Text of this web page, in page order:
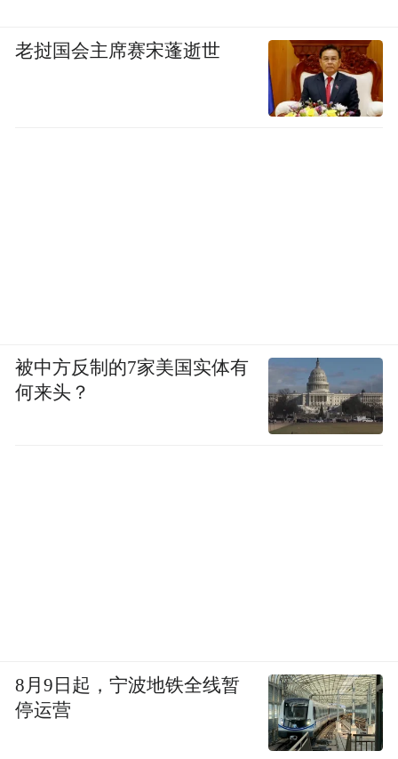
老挝国会主席赛宋蓬逝世
被中方反制的7家美国实体有
何来头？
8月9日起，宁波地铁全线暂
停运营